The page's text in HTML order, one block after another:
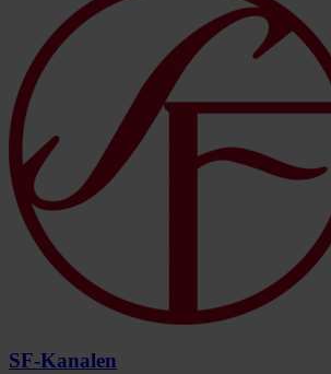
SF-Kanalen